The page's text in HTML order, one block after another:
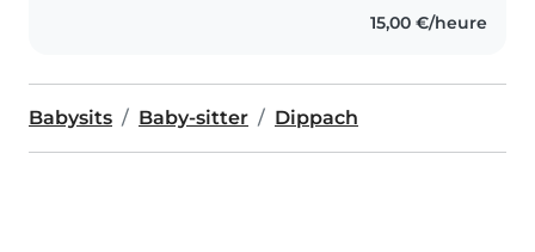
15,00 €/heure
Babysits Baby-sitter Dippach